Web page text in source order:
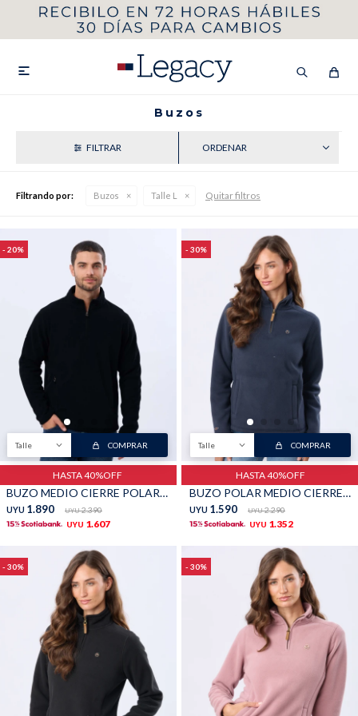

Buzos
Filtrando por: Buzos Talle L Quitar filtros
20
Talle COMPRAR
HASTA 40%OFF
BUZO MEDIO CIERRE POLAR - Negro
UYU 1.890 UYU 2.390
UYU 1.607
30
Talle COMPRAR
HASTA 40%OFF
BUZO POLAR MEDIO CIERRE - Azul
UYU 1.590 UYU 2.290
UYU 1.352
30 30
MI CUENTA
VER COLECCIÓN DE HOMBRE
Remeras Camisas
Buzos Pantalones
Canguros